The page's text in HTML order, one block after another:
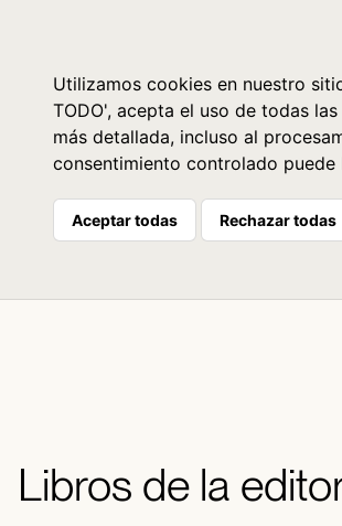
Utilizamos cookies en nuestro
TODO', acepta el uso de todas
más detallada, incluso al
consentimiento controlado puede
Aceptar todas Rechazar todas
Libros de la